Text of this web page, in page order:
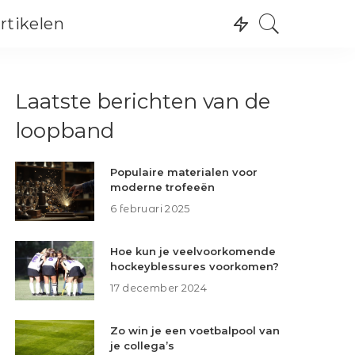
Wintersport
Watersport
Skating
Recreatie
Watersport
Skating
Laatste berichten van de
loopband
Populaire materialen voor
moderne trofeeën
6 februari 2025
Hoe kun je veelvoorkomende
hockeyblessures voorkomen?
17 december 2024
Zo win je een voetbalpool van
je collega’s